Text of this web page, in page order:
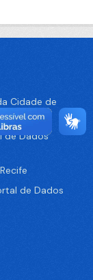
Cidade de
de Dados
de Dados